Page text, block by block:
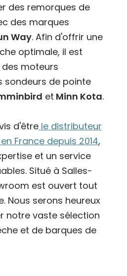
des remorques de
des marques
Way. Afin d'offrir une
optimale, il est
moteurs
sondeurs de pointe
et Minn Kota.
d'êtrele distributeur
France depuis 2014,
et un service
Situé à Salles-
est ouvert tout
Nous serons heureux
notre vaste sélection
et de barques de